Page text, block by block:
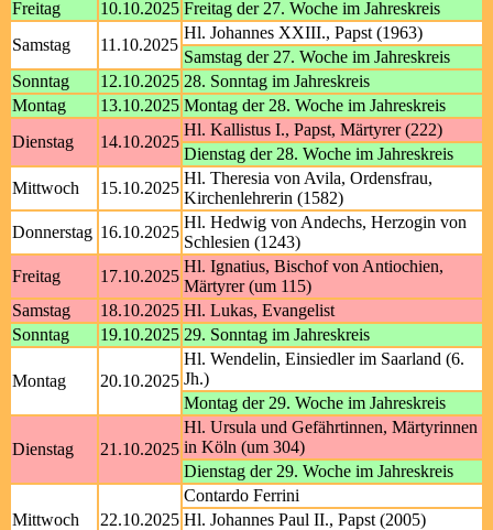
Freitag 10.10.2025 Freitag der 27. Woche im Jahreskreis
Samstag
11.10.2025
Hl. Johannes XXIII., Papst (1963)
Samstag der 27. Woche im Jahreskreis
Sonntag
12.10.2025 28. Sonntag im Jahreskreis
Montag
13.10.2025 Montag der 28. Woche im Jahreskreis
Dienstag
14.10.2025
Hl. Kallistus I., Papst, Märtyrer (222)
Dienstag der 28. Woche im Jahreskreis
Mittwoch
15.10.2025
Hl. Theresia von Avila, Ordensfrau,
Kirchenlehrerin (1582)
Donnerstag 16.10.2025
Hl. Hedwig von Andechs, Herzogin von
Schlesien (1243)
Freitag
17.10.2025
Hl. Ignatius, Bischof von Antiochien,
Märtyrer (um 115)
Samstag
18.10.2025 Hl. Lukas, Evangelist
Sonntag
19.10.2025 29. Sonntag im Jahreskreis
Montag 20.10.2025
Hl. Wendelin, Einsiedler im Saarland (6.
Jh.)
Montag der 29. Woche im Jahreskreis
Dienstag 21.10.2025
Hl. Ursula und Gefährtinnen, Märtyrinnen
in Köln (um 304)
Dienstag der 29. Woche im Jahreskreis
Mittwoch 22.10.2025
Contardo Ferrini
Hl. Johannes Paul II., Papst (2005)